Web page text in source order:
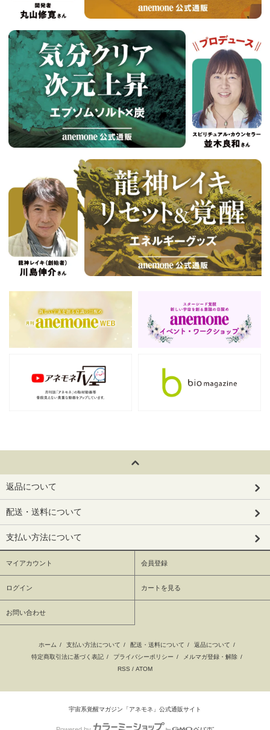
返品について
配送・送料について
支払い方法について
マイアカウント 会員登録
ログイン カートを見る
お問い合わせ
ホーム / 支払い方法について / 配送・送料について / 返品について /
特定商取引法に基づく表記 / プライバシーポリシー / メルマガ登録・解除 /
RSS / ATOM
宇宙系覚醒マガジン「アネモネ」公式通販サイト